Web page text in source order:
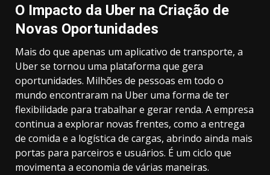
O Impacto da Uber na Criação de
Novas Oportunidades
Mais do que apenas um aplicativo de transporte, a
Uber se tornou uma plataforma que gera
oportunidades. Milhões de pessoas em todo o
mundo encontraram na Uber uma forma de ter
flexibilidade para trabalhar e gerar renda. A empresa
continua a explorar novas frentes, como a entrega
de comida e a logística de cargas, abrindo ainda mais
portas para parceiros e usuários. É um ciclo que
movimenta a economia de várias maneiras.